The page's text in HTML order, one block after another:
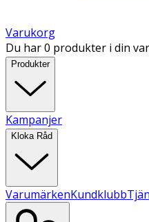
Varukorg
Du har 0 produkter i din
Produkter
Kampanjer
Kloka Råd
VarumärkenKundklubb